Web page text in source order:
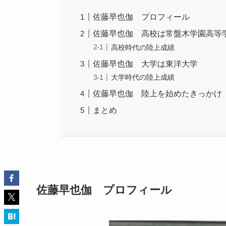
佐藤早也伽 プロフィール
佐藤早也伽 高校は常盤木学園高等
高校時代の陸上成績
佐藤早也伽 大学は東洋大学
大学時代の陸上成績
佐藤早也伽 陸上を始めたきっかけ
まとめ
佐藤早也伽 プロフィール